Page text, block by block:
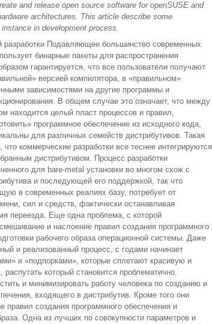
and release open source software for openSUSE and
architectures. This article describe some
instance in development process.
разработки Подавляющее большинство современных
бинарные пакеты для распространения
гарантируется, что все пользователи получают
версией компилятора, в «правильном»
зависимостями на другие программы и
В общем случае это означает, что между
находится целый пласт процессов и правил,
программное обеспечение из исходного кода,
для различных семейств дистрибутивов. Такая
коммерческие разработки все теснее интегрируются
дистрибутивом. Процесс разработки
для bare-metal установки во многом схож с
и последующей его поддержкой, так что
в современных реалиях базу, потребует от
сил и средств, фактически останавливая
переезда. Еще одна проблема, с которой
и наслоение правил создания программного
рабочего образа операционной системы. Даже
и реализованный процесс, с годами начинает
и «подпорками», которые сплетают красивую и
который становится проблематично.
и минимизировать работу человека по созданию и
входящего в дистрибутив. Кроме того они
правил создания программного обеспечения и
Одна из лучших по совокупности параметров и